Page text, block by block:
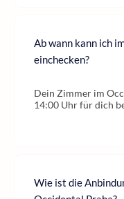
Ab wann kann ich
einchecken?
Dein Zimmer im
14:00 Uhr für dich
Wie ist die